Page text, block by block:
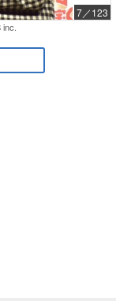
7／123
inc.